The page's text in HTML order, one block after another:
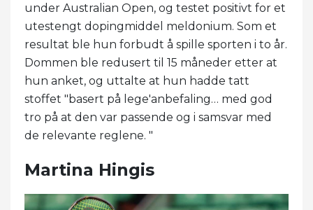
under Australian Open, og testet positivt for et
utestengt dopingmiddel meldonium. Som et
resultat ble hun forbudt å spille sporten i to år.
Dommen ble redusert til 15 måneder etter at
hun anket, og uttalte at hun hadde tatt
stoffet "basert på lege'anbefaling… med god
tro på at den var passende og i samsvar med
de relevante reglene. "
Martina Hingis